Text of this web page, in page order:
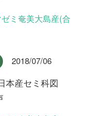
07/06
セミ科図